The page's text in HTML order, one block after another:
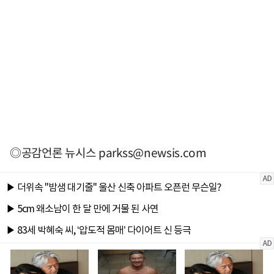
◎공감언론 뉴시스parkss@newsis.com